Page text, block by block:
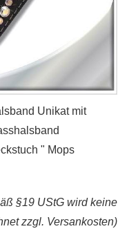
Unikat mit
" Mops
§19 UStG wird keine
zzgl. Versankosten)